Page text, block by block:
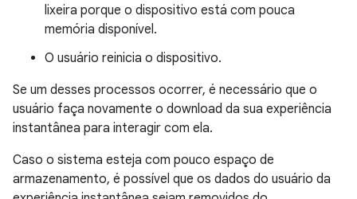
lixeira porque o dispositivo está com pouca
memória disponível.
O usuário reinicia o dispositivo.
Se um desses processos ocorrer, é necessário que o
usuário faça novamente o download da sua experiência
instantânea para interagir com ela.
Caso o sistema esteja com pouco espaço de
armazenamento, é possível que os dados do usuário da